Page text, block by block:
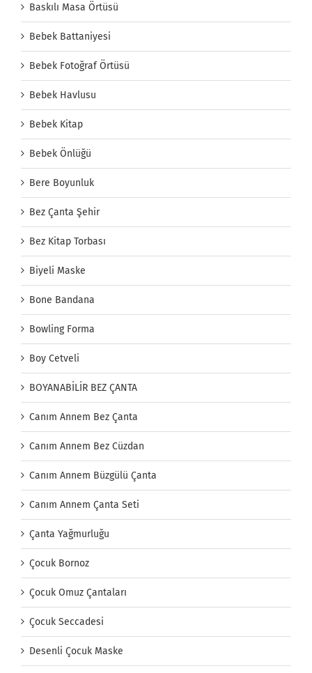
Baskılı Masa Örtüsü
Bebek Battaniyesi
Bebek Fotoğraf Örtüsü
Bebek Havlusu
Bebek Kitap
Bebek Önlüğü
Bere Boyunluk
Bez Çanta Şehir
Bez Kitap Torbası
Biyeli Maske
Bone Bandana
Bowling Forma
Boy Cetveli
BOYANABİLİR BEZ ÇANTA
Canım Annem Bez Çanta
Canım Annem Bez Cüzdan
Canım Annem Büzgülü Çanta
Canım Annem Çanta Seti
Çanta Yağmurluğu
Çocuk Bornoz
Çocuk Omuz Çantaları
Çocuk Seccadesi
Desenli Çocuk Maske